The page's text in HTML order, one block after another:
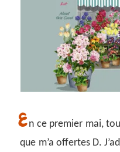
En ce premier mai,
que m’a offertes D.